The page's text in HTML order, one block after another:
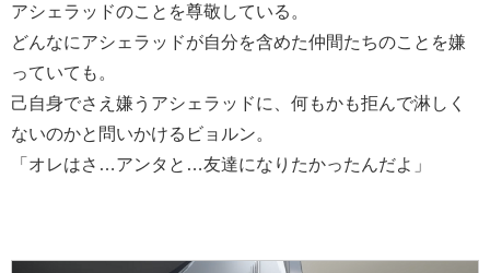
アシェラッドのことを尊敬している。
どんなにアシェラッドが自分を含めた仲間たちのことを嫌
っていても。
己自身でさえ嫌うアシェラッドに、何もかも拒んで淋しく
ないのかと問いかけるビョルン。
「オレはさ…アンタと…友達になりたかったんだよ」